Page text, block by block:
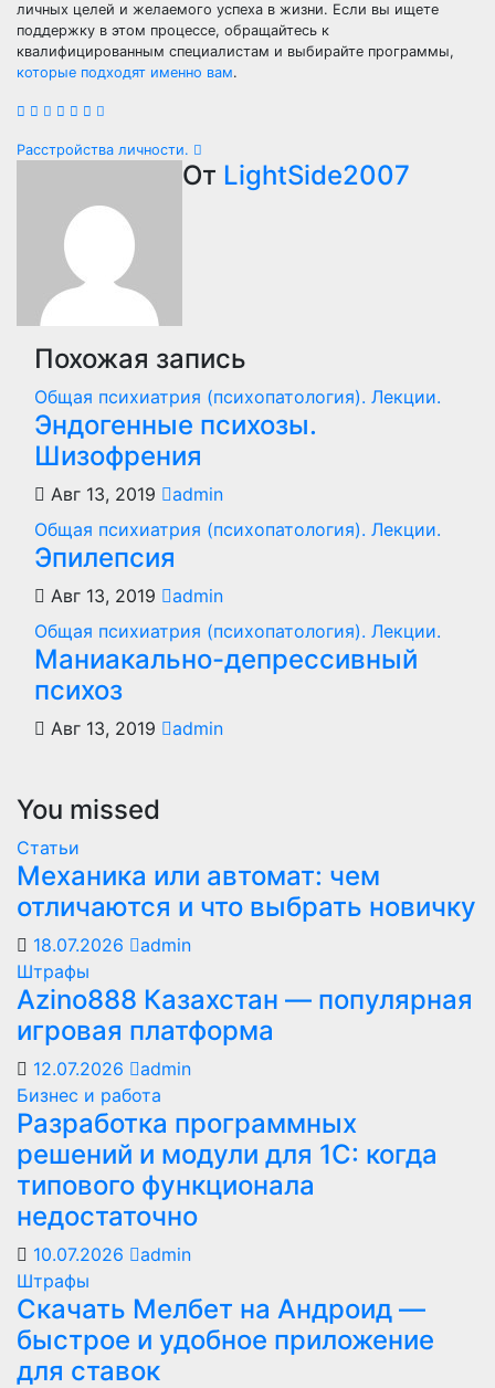
личных целей и желаемого успеха в жизни. Если вы ищете
поддержку в этом процессе, обращайтесь к
квалифицированным специалистам и выбирайте программы,
которые подходят именно вам.
Навигация
записям
Расстройства личности.
От LightSide2007
Похожая запись
Общая психиатрия (психопатология). Лекции.
Эндогенные психозы.
Шизофрения
Авг 13, 2019
admin
Общая психиатрия (психопатология). Лекции.
Эпилепсия
Авг 13, 2019
admin
Общая психиатрия (психопатология). Лекции.
Маниакально-депрессивный
психоз
Авг 13, 2019 admin
You missed
Статьи
Механика или автомат: чем
отличаются и что выбрать новичку
18.07.2026
admin
Штрафы
Azino888 Казахстан — популярная
игровая платформа
12.07.2026
admin
Бизнес и работа
Разработка программных
решений и модули для 1С: когда
типового функционала
недостаточно
10.07.2026
admin
Штрафы
Скачать Мелбет на Андроид —
быстрое и удобное приложение
для ставок